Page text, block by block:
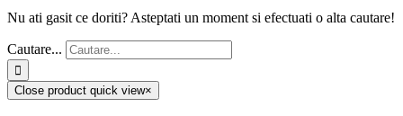
Nu ati gasit ce doriti? Asteptati un moment si efectuati o alta cautare!
Cautare...
Close product quick view×